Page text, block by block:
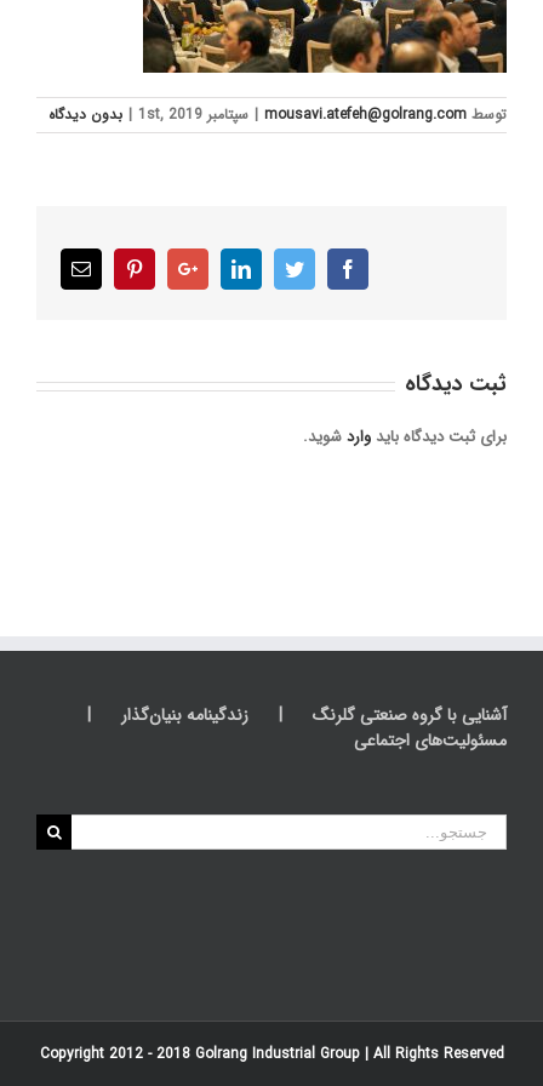
توسط mousavi.atefeh@golrang.com
| سپتامبر 1st, 2019 | بدون ديدگاه
Facebook
Twitter
LinkedIn
Google+
Pinterest
Email
ثبت ديدگاه
برای ثبت دیدگاه باید واردشوید.
آشنایی با گروه صنعتی گلرنگ
زندگینامه بنیان‌گذار
مسئولیت‌های اجتماعی
جستجو
برای:
Copyright 2012 - 2018 Golrang Industrial Group| All Rights Reserved